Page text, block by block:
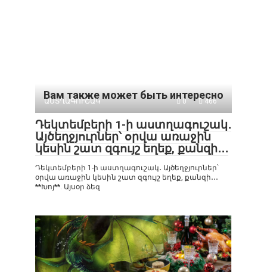
Вам также может быть интересно
ԱՍՏՂԱԳՈՒՇԱԿ 0 466
Դեկտեմբերի 1-ի աստղագուշակ․
Այծեղջյուրներ՝ օրվա առաջին
կեսին շատ զգույշ եղեք, քանզի․․․
Դեկտեմբերի 1-ի աստղագուշակ․ Այծեղջյուրներ՝
օրվա առաջին կեսին շատ զգույշ եղեք, քանզի․․․
**Խոյ**. Այսօր ձեզ